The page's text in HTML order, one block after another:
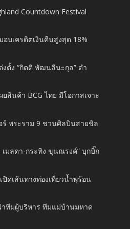
Countdown Festival
บเครดิตเงินคืนสูงสุด 18%
งตั้ง “กิตติ พัฒนลีนะกุล” ดำ
ยสินค้า BCG ไทย มีโอกาสเจาะ
ร์ พระราม 9 ชวนศิลปินสายชิล
มลดา-กระทิง ขุนณรงค์” บุกบิ๊ก
ปิดเส้นทางท่องเที่ยวน้ำพุร้อน
ทีมผู้บริหาร ทีมแม่บ้านมหาด